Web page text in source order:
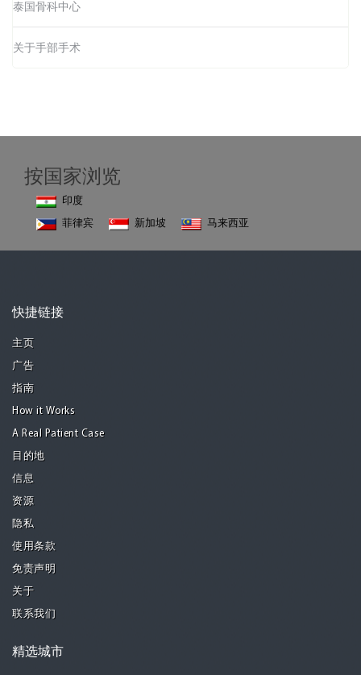
泰国骨科中心
关于手部手术
按国家浏览
印度
菲律宾
新加坡 马来西亚
快捷链接
主页
广告
指南
How it Works
A Real Patient Case
目的地
信息
资源
隐私
使用条款
免责声明
关于
联系我们
精选城市